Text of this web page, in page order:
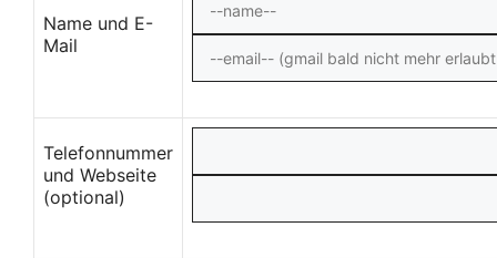
Name und E-
Mail
Telefonnummer
und Webseite
(optional)